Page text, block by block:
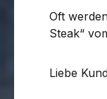
Oft
Steak“
Liebe